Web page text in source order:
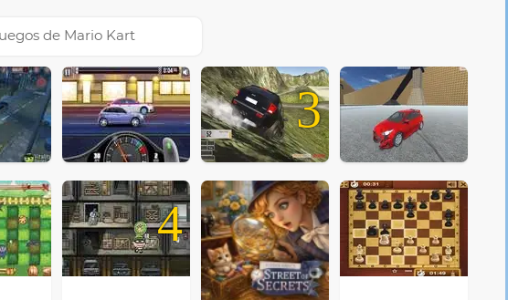
de Mario Kart
3
4